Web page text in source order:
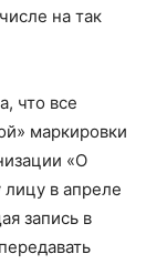
на так
что все
маркировки
«О
в апреле
запись в